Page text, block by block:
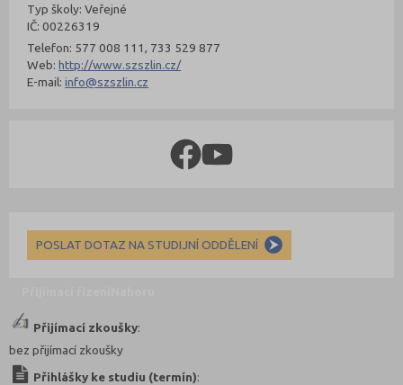
Typ školy: Veřejné
IČ: 00226319
Telefon: 577 008 111, 733 529 877
Web:http://www.szszlin.cz/
E-mail:info@szszlin.cz
POSLAT DOTAZ NA STUDIJNÍ ODDĚLENÍ
Přijímací zkoušky:
bez přijímací zkoušky
Přihlášky ke studiu (termín):